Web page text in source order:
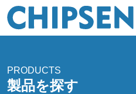
PRODUCTS
製品を探す